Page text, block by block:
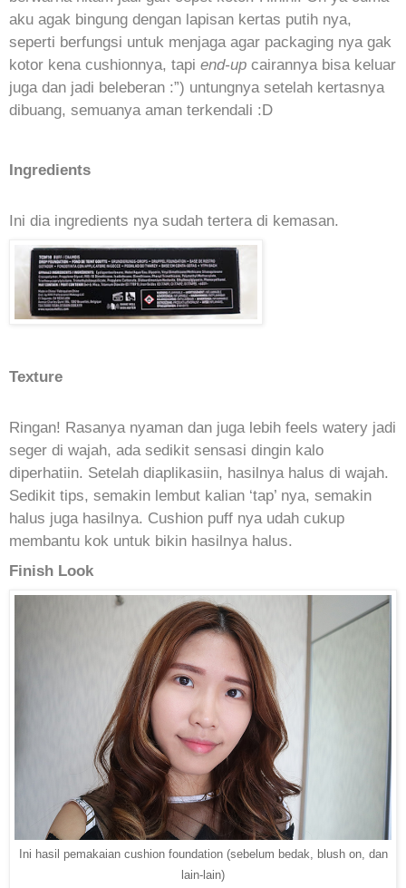
aku agak bingung dengan lapisan kertas putih nya,
seperti berfungsi untuk menjaga agar packaging nya gak
kotor kena cushionnya, tapi end-up cairannya bisa keluar
juga dan jadi beleberan :”) untungnya setelah kertasnya
dibuang, semuanya aman terkendali :D
Ingredients
Ini dia ingredients nya sudah tertera di kemasan.
Texture
Ringan! Rasanya nyaman dan juga lebih feels watery jadi
seger di wajah, ada sedikit sensasi dingin kalo
diperhatiin. Setelah diaplikasiin, hasilnya halus di wajah.
Sedikit tips, semakin lembut kalian ‘tap’ nya, semakin
halus juga hasilnya. Cushion puff nya udah cukup
membantu kok untuk bikin hasilnya halus.
Finish Look
Ini hasil pemakaian cushion foundation (sebelum bedak, blush on, dan
lain-lain)